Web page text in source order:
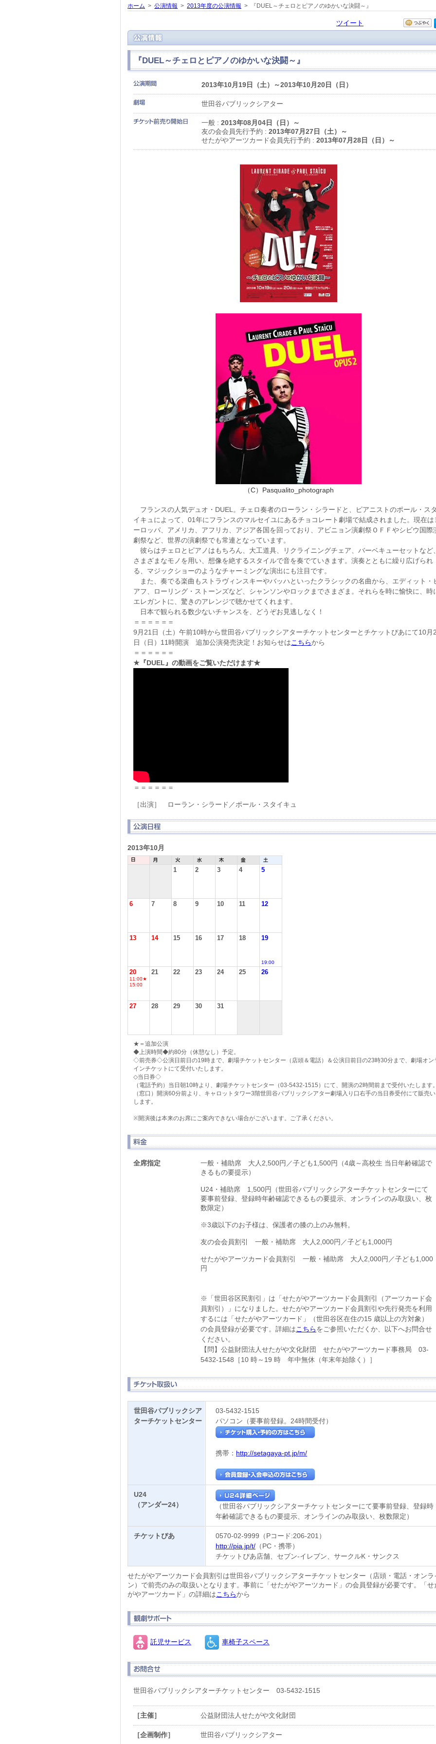
ホーム > 公演情報 > 2013年度の公演情報 > 『DUEL～チェロとピアノのゆかいな決闘～』
ツイート
『DUEL～チェロとピアノのゆかいな決闘～』
2013年10月19日（土）～2013年10月20日（日）
世田谷パブリックシアター
一般 : 2013年08月04日（日）～
友の会会員先行予約 : 2013年07月27日（土）～
せたがやアーツカード会員先行予約 : 2013年07月28日（日）～
（C）Pasqualito_photograph
フランスの人気デュオ・DUEL。チェロ奏者のローラン・シラードと、ピアニストのポール・ス
イキュによって、01年にフランスのマルセイユにあるチョコレート劇場で結成されました。現在は
ーロッパ、アメリカ、アフリカ、アジア各国を回っており、アビニョン演劇祭ＯＦＦやシビウ国際
劇祭など、世界の演劇祭でも常連となっています。
彼らはチェロとピアノはもちろん、大工道具、リクライニングチェア、バーベキューセットなど
さまざまなモノを用い、想像を絶するスタイルで音を奏でていきます。演奏とともに繰り広げられ
る、マジックショーのようなチャーミングな演出にも注目です。
また、奏でる楽曲もストラヴィンスキーやバッハといったクラシックの名曲から、エディット・
アフ、ローリング・ストーンズなど、シャンソンやロックまでさまざま。それらを時に愉快に、時
エレガントに、驚きのアレンジで聴かせてくれます。
日本で観られる数少ないチャンスを、どうぞお見逃しなく！
＝＝＝＝＝＝
9月21日（土）午前10時から世田谷パブリックシアターチケットセンターとチケットぴあにて10月
日（日）11時開演 追加公演発売決定！お知らせはこちらから
＝＝＝＝＝＝
★『DUEL』の動画をご覧いただけます★
＝＝＝＝＝＝
［出演］ ローラン・シラード／ポール・スタイキュ
2013年10月
1 2 3 4 5
6 7 8 9 10 11 12
13 14 15 16 17 18 19
19:00
20
11:00★
15:00
21 22 23 24 25 26
27 28 29 30 31
★＝追加公演
◆上演時間◆約80分（休憩なし）予定。
◇前売券◇公演日前日の19時まで、劇場チケットセンター（店頭＆電話）＆公演日前日の23時30分まで、劇場オン
インチケットにて受付いたします。
◇当日券◇
（電話予約）当日朝10時より、劇場チケットセンター（03-5432-1515）にて、開演の2時間前まで受付いたします
（窓口）開演60分前より、キャロットタワー3階世田谷パブリックシアター劇場入り口右手の当日券受付にて販売
します。
※開演後は本来のお席にご案内できない場合がございます。ご了承ください。
全席指定
一般・補助席 大人2,500円／子ども1,500円（4歳～高校生 当日年齢確認で
きるもの要提示）
U24・補助席 1,500円（世田谷パブリックシアターチケットセンターにて
要事前登録、登録時年齢確認できるもの要提示、オンラインのみ取扱い、枚
数限定）
※3歳以下のお子様は、保護者の膝の上のみ無料。
友の会会員割引 一般・補助席 大人2,000円／子ども1,000円
せたがやアーツカード会員割引 一般・補助席 大人2,000円／子ども1,000
円
※「世田谷区民割引」は「せたがやアーツカード会員割引（アーツカード会
員割引）」になりました。せたがやアーツカード会員割引や先行発売を利用
するには「せたがやアーツカード」（世田谷区在住の15 歳以上の方対象）
の会員登録が必要です。詳細はこちらをご参照いただくか、以下へお問合せ
ください。
【問】公益財団法人せたがや文化財団 せたがやアーツカード事務局 03-
5432-1548［10 時～19 時 年中無休（年末年始除く）］
世田谷パブリックシア
ターチケットセンター
03-5432-1515
パソコン（要事前登録。24時間受付）
携帯： http://setagaya-pt.jp/m/
U24
（アンダー24）
（世田谷パブリックシアターチケットセンターにて要事前登録、登録時
年齢確認できるもの要提示、オンラインのみ取扱い、枚数限定）
チケットぴあ
0570-02-9999（Pコード:206-201）
http://pia.jp/t/ （PC・携帯）
チケットぴあ店舗、セブン-イレブン、サークルK・サンクス
せたがやアーツカード会員割引は世田谷パブリックシアターチケットセンター（店頭・電話・オンラ
ン）で前売のみの取扱いとなります。事前に「せたがやアーツカード」の会員登録が必要です。「せ
がやアーツカード」の詳細はこちらから
託児サービス 車椅子スペース
世田谷パブリックシアターチケットセンター 03-5432-1515
［主催］ 公益財団法人せたがや文化財団
［企画制作］ 世田谷パブリックシアター